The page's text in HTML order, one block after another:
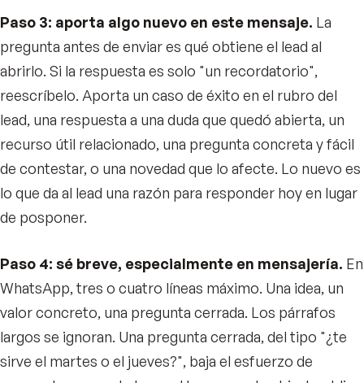
Paso 3: aporta algo nuevo en este mensaje. La
pregunta antes de enviar es qué obtiene el lead al
abrirlo. Si la respuesta es solo "un recordatorio",
reescríbelo. Aporta un caso de éxito en el rubro del
lead, una respuesta a una duda que quedó abierta, un
recurso útil relacionado, una pregunta concreta y fácil
de contestar, o una novedad que lo afecte. Lo nuevo es
lo que da al lead una razón para responder hoy en lugar
de posponer.
Paso 4: sé breve, especialmente en mensajería. En
WhatsApp, tres o cuatro líneas máximo. Una idea, un
valor concreto, una pregunta cerrada. Los párrafos
largos se ignoran. Una pregunta cerrada, del tipo "¿te
sirve el martes o el jueves?", baja el esfuerzo de